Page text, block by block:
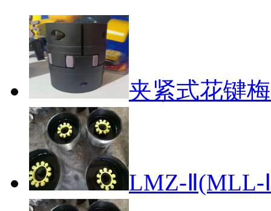
夹紧式花键
LMZ-Ⅱ(MLL-